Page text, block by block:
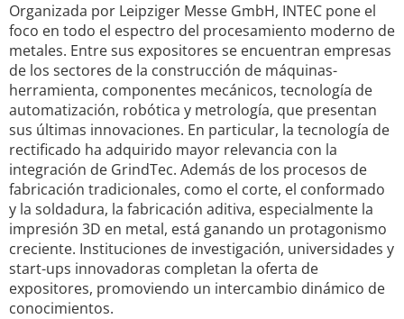
Organizada por Leipziger Messe GmbH, INTEC pone el
foco en todo el espectro del procesamiento moderno de
metales. Entre sus expositores se encuentran empresas
de los sectores de la construcción de máquinas-
herramienta, componentes mecánicos, tecnología de
automatización, robótica y metrología, que presentan
sus últimas innovaciones. En particular, la tecnología de
rectificado ha adquirido mayor relevancia con la
integración de GrindTec. Además de los procesos de
fabricación tradicionales, como el corte, el conformado
y la soldadura, la fabricación aditiva, especialmente la
impresión 3D en metal, está ganando un protagonismo
creciente. Instituciones de investigación, universidades y
start-ups innovadoras completan la oferta de
expositores, promoviendo un intercambio dinámico de
conocimientos.